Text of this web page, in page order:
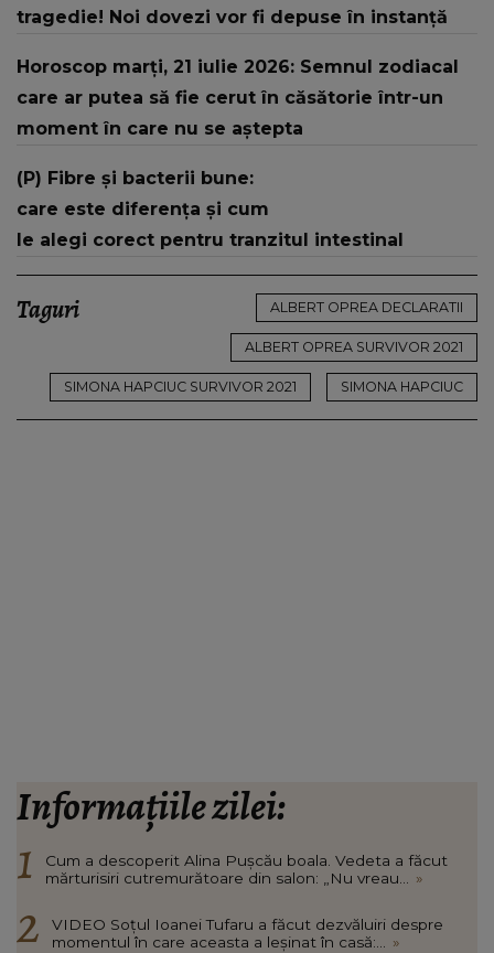
tragedie! Noi dovezi vor fi depuse în instanță
Horoscop marți, 21 iulie 2026: Semnul zodiacal
care ar putea să fie cerut în căsătorie într-un
moment în care nu se aștepta
(P) Fibre și bacterii bune:
care este diferența și cum
le alegi corect pentru tranzitul intestinal
Taguri ALBERT OPREA DECLARATII
ALBERT OPREA SURVIVOR 2021
SIMONA HAPCIUC SURVIVOR 2021 SIMONA HAPCIUC
Informațiile zilei:
Cum a descoperit Alina Pușcău boala. Vedeta a făcut
mărturisiri cutremurătoare din salon: „Nu vreau...
»
VIDEO Soțul Ioanei Tufaru a făcut dezvăluiri despre
momentul în care aceasta a leșinat în casă:...
»